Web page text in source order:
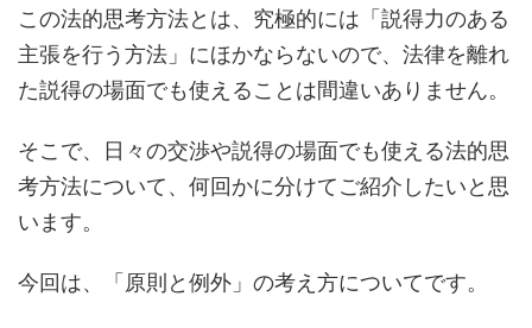
この法的思考方法とは、究極的には「説得力のある
主張を行う方法」にほかならないので、法律を離れ
た説得の場面でも使えることは間違いありません。
そこで、日々の交渉や説得の場面でも使える法的思
考方法について、何回かに分けてご紹介したいと思
います。
今回は、「原則と例外」の考え方についてです。